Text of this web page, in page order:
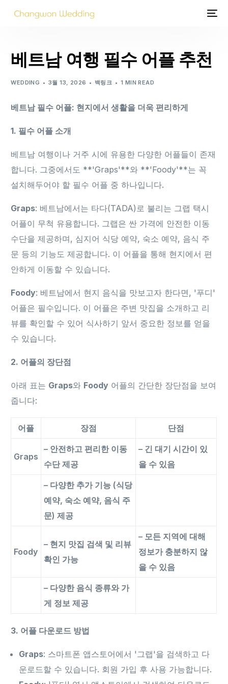
베트남 여행 필수 어플 추천
WEDDING 3월 13, 2026 백링크 1 MIN READ
베트남 필수 어플: 현지에서 생활을 더욱 편리하게
1. 필수 어플 소개
베트남 여행이나 거주 시에 유용한 다양한 어플들이 존재
합니다. 그중에서도 **'Graps'**와 **'Foody'**는 꼭
설치해두어야 할 필수 어플 중 하나입니다.
Graps: 베트남에서는 타다(TADA)로 불리는 그랩 택시
어플이 무척 유용합니다. 그랩은 싼 가격에 안전한 이동
수단을 제공하며, 심지어 식당 예약, 숙소 예약, 음식 주
문 등의 기능도 제공합니다. 이 어플을 통해 현지에서 편
안하게 이동할 수 있습니다.
Foody: 베트남에서 현지 음식을 맛보고자 한다면, '푸디'
어플은 필수입니다. 이 어플은 주변 맛집을 소개하고 리
뷰를 확인할 수 있어 식사하기 앞서 중요한 정보를 얻을
수 있습니다.
2. 어플의 장단점
아래 표는 Graps와 Foody 어플의 간단한 장단점을 보여
줍니다:
어플 장점 단점
Graps
– 안전하고 편리한 이동
수단 제공
– 긴 대기 시간이 있
을 수 있음
– 다양한 추가 기능 (식당
예약, 숙소 예약, 음식 주
문) 제공
Foody
– 현지 맛집 검색 및 리뷰
확인 가능
– 모든 지역에 대해
정보가 충분하지 않
을 수 있음
– 다양한 음식 종류와 가
게 정보 제공
3. 어플 다운로드 방법
Graps: 스마트폰 앱스토어에서 '그랩'을 검색하고 다
운로드할 수 있습니다. 회원 가입 후 사용 가능합니다.